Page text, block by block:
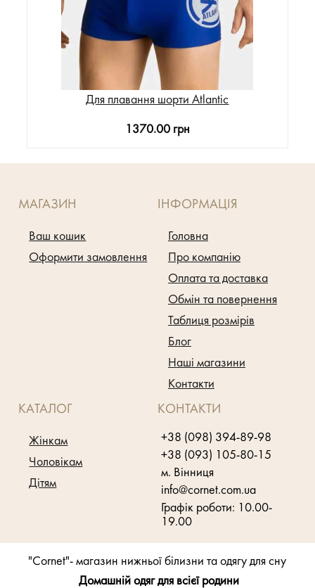
Для плавання шорти Atlantic
1370.00 грн
МАГАЗИН
Ваш кошик
Оформити замовлення
ІНФОРМАЦІЯ
Головна
Про компанію
Оплата та доставка
Обмін та повернення
Таблиця розмірів
Блог
Наші магазини
Контакти
КАТАЛОГ
Жінкам
Чоловікам
Дітям
КОНТАКТИ
+38 (098) 394-89-98
+38 (093) 105-80-15
м. Вінниця
info@cornet.com.ua
Графік роботи: 10.00-
19.00
"Cornet"- магазин нижньої білизни та одягу для сну
Домашній одяг для всієї родини